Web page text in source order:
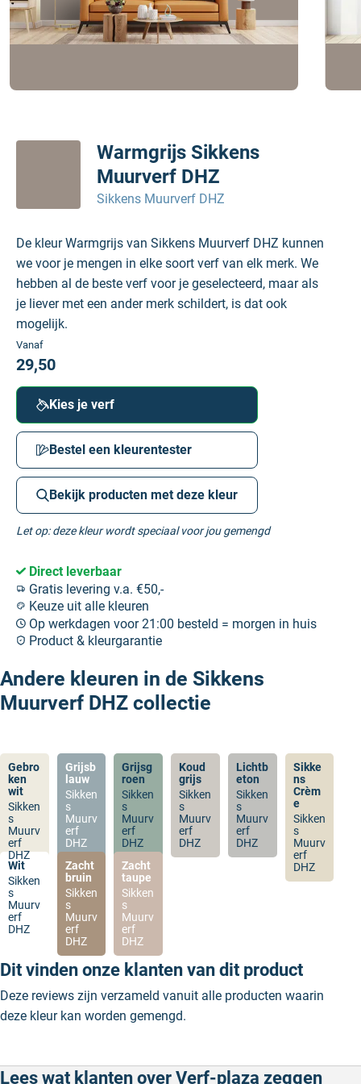
Warmgrijs Sikkens
Muurverf DHZ
Sikkens Muurverf DHZ
De kleur Warmgrijs van Sikkens Muurverf DHZ kunnen
we voor je mengen in elke soort verf van elk merk. We
hebben al de beste verf voor je geselecteerd, maar als
je liever met een ander merk schildert, is dat ook
mogelijk.
Vanaf
29,50
Kies je verf
Bestel een kleurentester
Bekijk producten met deze kleur
Let op: deze kleur wordt speciaal voor jou gemengd
Direct leverbaar
Gratis levering v.a. €50,-
Keuze uit alle kleuren
Op werkdagen voor 21:00 besteld = morgen in huis
Product & kleurgarantie
Andere kleuren in de Sikkens
Muurverf DHZ collectie
Gebro
ken
wit
Sikken
s
Muurv
erf
DHZ
Grijsb
lauw
Sikken
s
Muurv
erf
DHZ
Grijsg
roen
Sikken
s
Muurv
erf
DHZ
Koud
grijs
Sikken
s
Muurv
erf
DHZ
Lichtb
eton
Sikken
s
Muurv
erf
DHZ
Sikke
ns
Crèm
e
Sikken
s
Muurv
erf
DHZ
Wit
Sikken
s
Muurv
erf
DHZ
Zacht
bruin
Sikken
s
Muurv
erf
DHZ
Zacht
taupe
Sikken
s
Muurv
erf
DHZ
Dit vinden onze klanten van dit product
Deze reviews zijn verzameld vanuit alle producten waarin
deze kleur kan worden gemengd.
Lees wat klanten over Verf-plaza zeggen